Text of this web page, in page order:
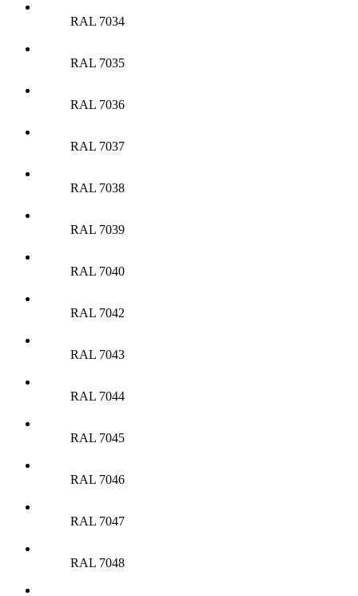
RAL 7034
RAL 7035
RAL 7036
RAL 7037
RAL 7038
RAL 7039
RAL 7040
RAL 7042
RAL 7043
RAL 7044
RAL 7045
RAL 7046
RAL 7047
RAL 7048